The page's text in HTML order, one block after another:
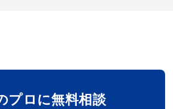
プロに無料相談